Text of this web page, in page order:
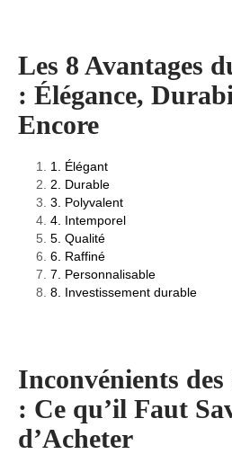
Les 8 Avantages
: Élégance,
Encore
1. Élégant
2. Durable
3. Polyvalent
4. Intemporel
5. Qualité
6. Raffiné
7. Personnalisable
8. Investissement durable
Inconvénients
: Ce qu’il Faut
d’Acheter